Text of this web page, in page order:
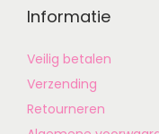
Informatie
Veilig betalen
Verzending
Retourneren